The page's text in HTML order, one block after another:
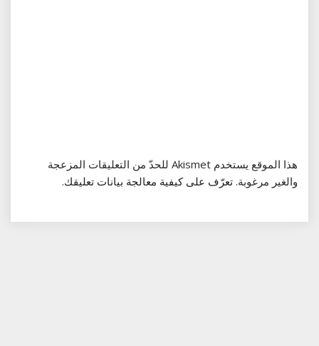
هذا الموقع يستخدم Akismet للحدّ من التعليقات المزعجة
والغير مرغوبة. تعرّف على كيفية معالجة بيانات تعليقك.